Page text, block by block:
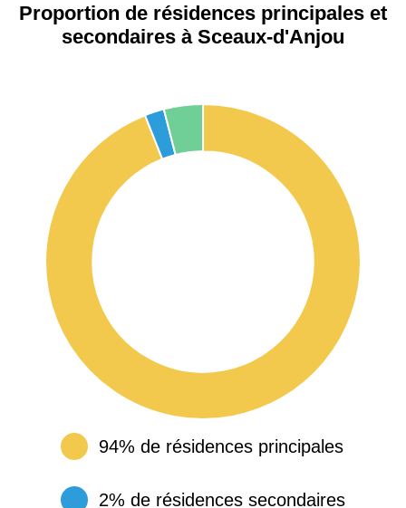
Proportion de résidences principales et
secondaires à Sceaux-d'Anjou
94% de résidences principales
2% de résidences secondaires